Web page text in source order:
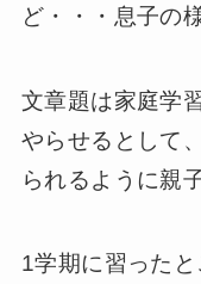
ど・・・息子の
文章題は家庭学
やらせるとして
られるように親
1学期に習った